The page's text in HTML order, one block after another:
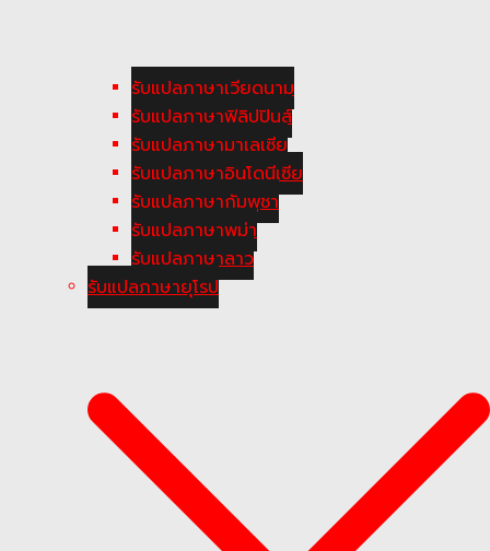
รับแปลภาษาเวียดนาม
รับแปลภาษาฟิลิปปินส์
รับแปลภาษามาเลเซีย
รับแปลภาษาอินโดนีเซีย
รับแปลภาษากัมพูชา
รับแปลภาษาพม่า
รับแปลภาษาลาว
รับแปลภาษายุโรป